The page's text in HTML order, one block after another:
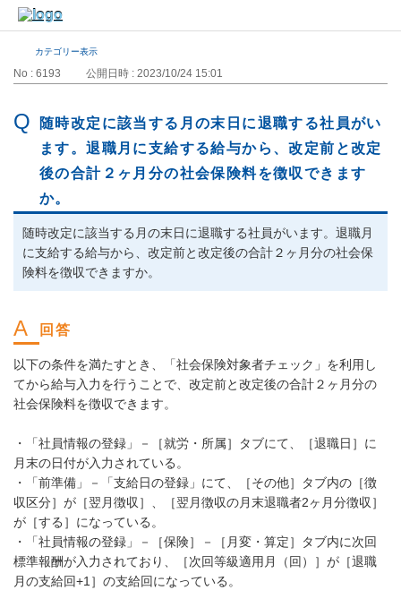
カテゴリー表示
No : 6193 公開日時 : 2023/10/24 15:01
随時改定に該当する月の末日に退職する社員がい
ます。退職月に支給する給与から、改定前と改定
後の合計２ヶ月分の社会保険料を徴収できます
か。
随時改定に該当する月の末日に退職する社員がいます。退職月
に支給する給与から、改定前と改定後の合計２ヶ月分の社会保
険料を徴収できますか。
以下の条件を満たすとき、「社会保険対象者チェック」を利用し
てから給与入力を行うことで、改定前と改定後の合計２ヶ月分の
社会保険料を徴収できます。
・「社員情報の登録」－［就労・所属］タブにて、［退職日］に
月末の日付が入力されている。
・「前準備」－「支給日の登録」にて、［その他］タブ内の［徴
収区分］が［翌月徴収］、［翌月徴収の月末退職者2ヶ月分徴収］
が［する］になっている。
・「社員情報の登録」－［保険］－［月変・算定］タブ内に次回
標準報酬が入力されており、［次回等級適用月（回）］が［退職
月の支給回+1］の支給回になっている。